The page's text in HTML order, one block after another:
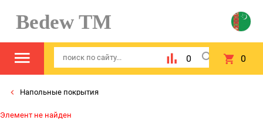
Bedew TM
0 0
Напольные покрытия
Элемент не найден